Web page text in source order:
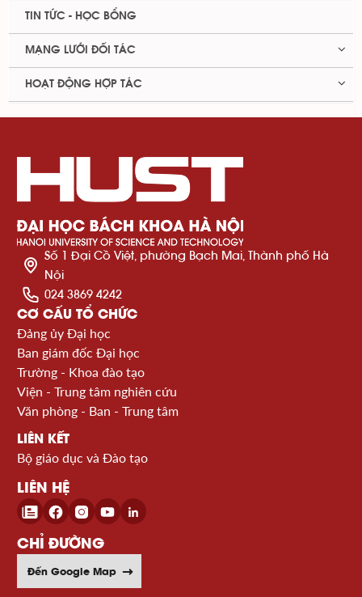
TIN TỨC - HỌC BỔNG
MẠNG LƯỚI ĐỐI TÁC
HOẠT ĐỘNG HỢP TÁC
Số 1 Đại Cồ Việt, phường Bạch Mai, Thành phố Hà
Nội
024 3869 4242
CƠ CẤU TỔ CHỨC
Đảng ủy Đại học
Ban giám đốc Đại học
Trường - Khoa đào tạo
Viện - Trung tâm nghiên cứu
Văn phòng - Ban - Trung tâm
LIÊN KẾT
Bộ giáo dục và Đào tạo
LIÊN HỆ
CHỈ ĐƯỜNG
Đến Google Map